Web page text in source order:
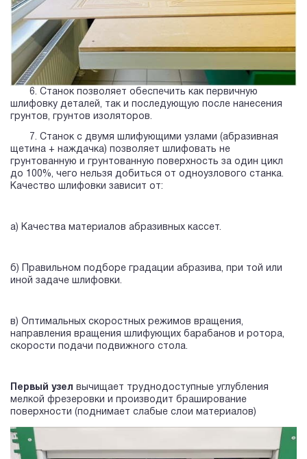
6. Станок позволяет обеспечить как первичную
шлифовку деталей, так и последующую после нанесения
грунтов, грунтов изоляторов.
7. Станок с двумя шлифующими узлами (абразивная
щетина + наждачка) позволяет шлифовать не
грунтованную и грунтованную поверхность за один цикл
до 100%, чего нельзя добиться от одноузлового станка.
Качество шлифовки зависит от:
а) Качества материалов абразивных кассет.
б) Правильном подборе градации абразива, при той или
иной задаче шлифовки.
в) Оптимальных скоростных режимов вращения,
направления вращения шлифующих барабанов и ротора,
скорости подачи подвижного стола.
Первый узел вычищает труднодоступные углубления
мелкой фрезеровки и производит браширование
поверхности (поднимает слабые слои материалов)